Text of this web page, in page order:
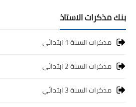
بنك مذكرات الاستاذ
مذكرات السنة 1 ابتدائي
مذكرات السنة 2 ابتدائي
مذكرات السنة 3 ابتدائي